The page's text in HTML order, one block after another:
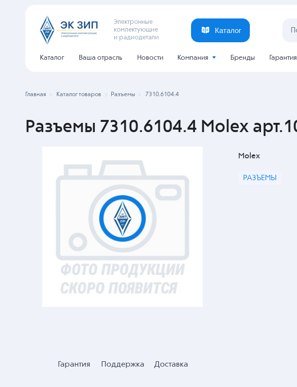
Электронные
комлектующие
и радиодетали
Каталог
Каталог Ваша отрасль Новости Компания Бренды Гарантия
Главная Каталог товаров Разъемы 7310.6104.4
Разъемы 7310.6104.4 Molex
Гарантия Поддержка Доставка
Molex
РАЗЪЕМЫ